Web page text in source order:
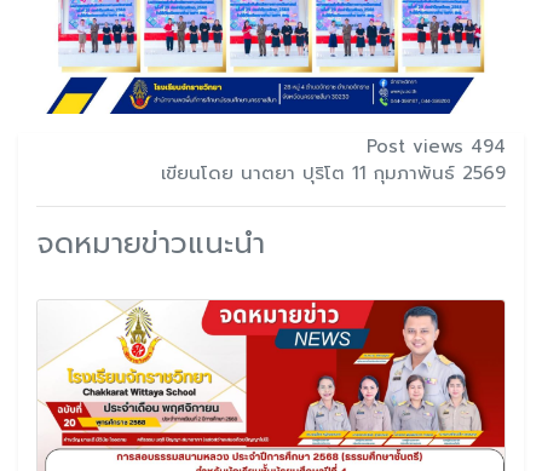
Post views 494
เขียนโดย นาตยา ปุริโต 11 กุมภาพันธ์ 2569
จดหมายข่าวแนะนำ